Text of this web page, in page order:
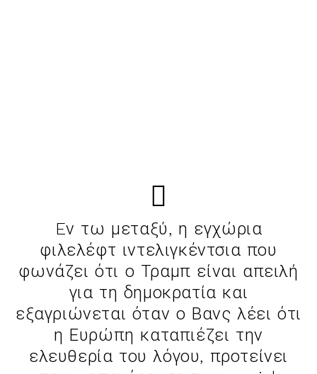
Eν τω μεταξύ, η εγχώρια
φιλελέφτ ιντελιγκέντσια που
φωνάζει ότι ο Τραμπ είναι απειλή
για τη δημοκρατία και
εξαγριώνεται όταν ο Βανς λέει ότι
η Ευρώπη καταπιέζει την
ελευθερία του λόγου, προτείνει